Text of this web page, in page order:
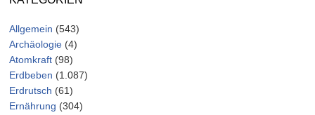
Allgemein (543)
Archäologie (4)
Atomkraft (98)
Erdbeben (1.087)
Erdrutsch (61)
Ernährung (304)